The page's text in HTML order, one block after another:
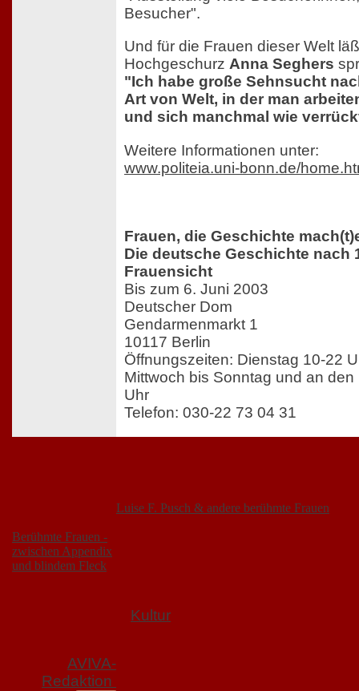
Besucher".
Und für die Frauen dieser Welt
Hochgeschurz Anna Seghers
"Ich habe große Sehnsucht
Art von Welt, in der man
und sich manchmal wie
Weitere Informationen unter:
www.politeia.uni-bonn.de/
Frauen, die Geschichte
Die deutsche Geschichte nach
Frauensicht
Bis zum 6. Juni 2003
Deutscher Dom
Gendarmenmarkt 1
10117 Berlin
Öffnungszeiten: Dienstag 10-22
Mittwoch bis Sonntag und an
Uhr
Telefon: 030-22 73 04 31
Luise F. Pusch & andere berühmte Frauen
Berühmte Frauen -
zwischen Appendix
und blindem Fleck
Kultur
AVIVA-
Redaktion